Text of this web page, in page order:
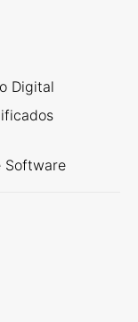
Digital
Software